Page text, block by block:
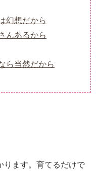
幻想だから
んあるから
ら当然だから
ります。育てるだけで